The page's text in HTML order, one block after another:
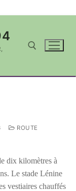
ROUTE
dix kilomètres à
Le stade Lénine
vestiaires chauffés